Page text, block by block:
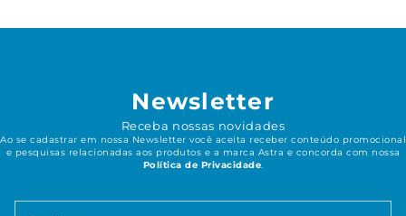
Newsletter
Receba nossas novidades
Ao se cadastrar em nossa Newsletter você aceita receber conteúdo promocional
e pesquisas relacionadas aos produtos e a marca Astra e concorda com nossa
Política de Privacidade.